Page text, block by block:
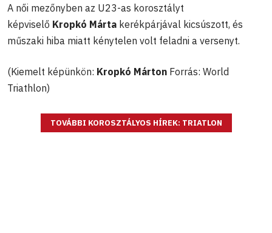
A női mezőnyben az U23-as korosztályt
képviselő Kropkó Márta kerékpárjával kicsúszott, és
műszaki hiba miatt kénytelen volt feladni a versenyt.
(Kiemelt képünkön: Kropkó Márton Forrás: World
Triathlon)
TOVÁBBI KOROSZTÁLYOS HÍREK: TRIATLON